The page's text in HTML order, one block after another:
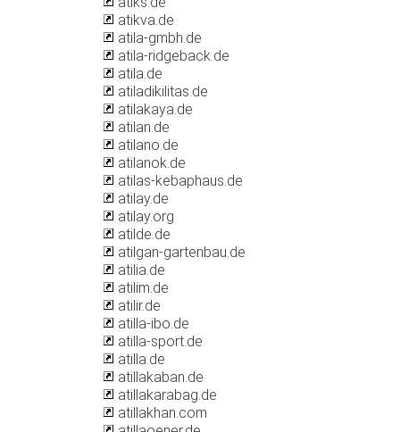
atikva.de
atila-gmbh.de
atila-ridgeback.de
atila.de
atiladikilitas.de
atilakaya.de
atilan.de
atilano.de
atilanok.de
atilas-kebaphaus.de
atilay.de
atilay.org
atilde.de
atilgan-gartenbau.de
atilia.de
atilim.de
atilir.de
atilla-ibo.de
atilla-sport.de
atilla.de
atillakaban.de
atillakarabag.de
atillakhan.com